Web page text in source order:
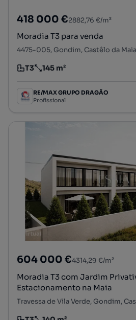
418 000 €2882,76 €/m²
Moradia T3 para venda
4475-005, Gondim, Castêlo da
Tipologia
T3
Preço por metro quadrado
145 m²
RE/MAX GRUPO DRAGÃO
Profissional
604 000 €4314,29 €/m²
Moradia T3 com Jardim
Estacionamento na Maia